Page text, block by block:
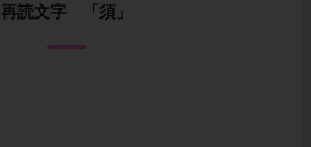
再読文字 「須」